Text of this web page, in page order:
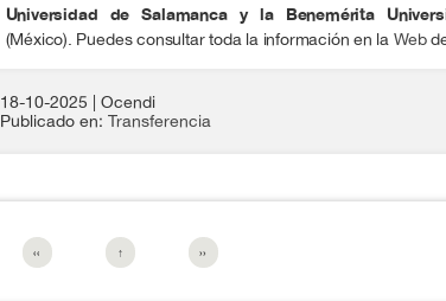
Universidad de Salamanca y la Benemérita
(México). Puedes consultar toda la información en la Web
18-10-2025
| Ocendi
Publicado en: Transferencia
‹‹ ↑ ››